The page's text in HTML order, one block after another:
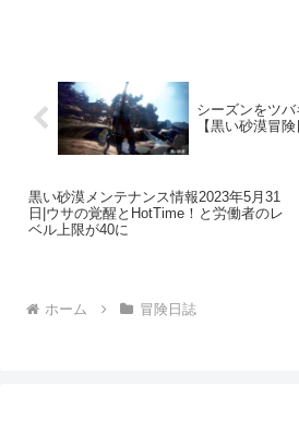
シーズンをツ
【黒い砂漠冒
黒い砂漠メンテナンス情報2023年5月31
日|ウサの覚醒とHotTime！と労働者のレ
ベル上限が40に
ホーム 冒険日誌